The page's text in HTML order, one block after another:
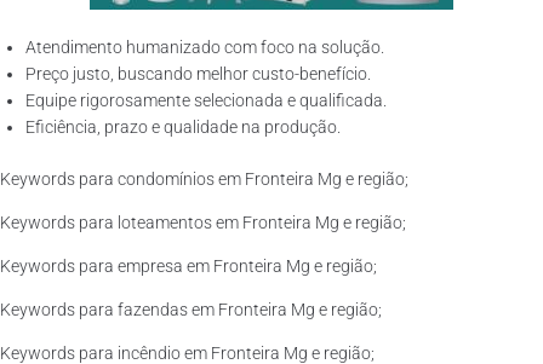
Atendimento humanizado com foco na solução.
Preço justo, buscando melhor custo-benefício.
Equipe rigorosamente selecionada e qualificada.
Eficiência, prazo e qualidade na produção.
Keywords para condomínios em Fronteira Mg e região;
Keywords para loteamentos em Fronteira Mg e região;
Keywords para empresa em Fronteira Mg e região;
Keywords para fazendas em Fronteira Mg e região;
Keywords para incêndio em Fronteira Mg e região;